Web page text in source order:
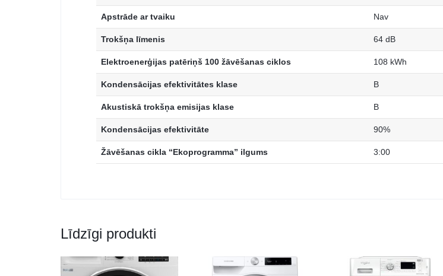
Apstrāde ar tvaiku Nav
Trokšņa līmenis 64 dB
Elektroenerģijas patēriņš 100 žāvēšanas ciklos 108 kWh
Kondensācijas efektivitātes klase B
Akustiskā trokšņa emisijas klase B
Kondensācijas efektivitāte 90%
Žāvēšanas cikla “Ekoprogramma” ilgums 3:00
Līdzīgi produkti